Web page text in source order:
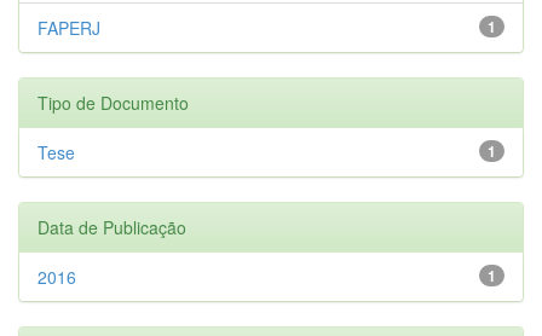
1
FAPERJ
Tipo de Documento
1
Tese
Data de Publicação
1
2016